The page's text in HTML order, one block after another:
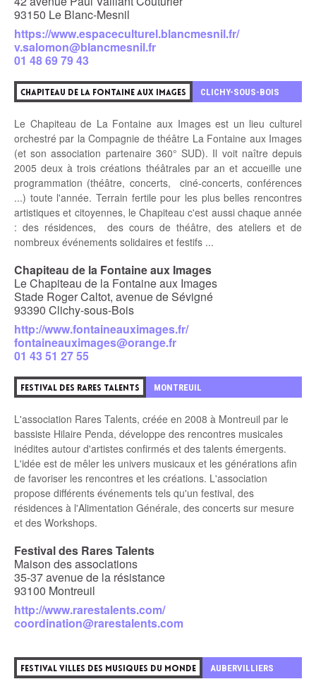
93150 Le Blanc-Mesnil
https://www.espaceculturel.blancmesnil.fr/
v.salomon@blancmesnil.fr
01 48 69 79 43
CHAPITEAU DE LA FONTAINE AUX IMAGES CLICHY-SOUS-BOIS
Le Chapiteau de La Fontaine aux Images est un lieu culturel
orchestré par la Compagnie de théâtre La Fontaine aux Images
(et son association partenaire 360° SUD). Il voit naître depuis
2005 deux à trois créations théâtrales par an et accueille une
programmation (théâtre, concerts, ciné-concerts, conférences
...) toute l'année. Terrain fertile pour les plus belles rencontres
artistiques et citoyennes, le Chapiteau c'est aussi chaque année
: des résidences, des cours de théâtre, des ateliers et de
nombreux événements solidaires et festifs ...
Chapiteau de la Fontaine aux Images
Le Chapiteau de la Fontaine aux Images
Stade Roger Caltot, avenue de Sévigné
93390 Clichy-sous-Bois
http://www.fontaineauximages.fr/
fontaineauximages@orange.fr
01 43 51 27 55
FESTIVAL DES RARES TALENTS MONTREUIL
L'association Rares Talents, créée en 2008 à Montreuil par le
bassiste Hilaire Penda, développe des rencontres musicales
inédites autour d'artistes confirmés et des talents émergents.
L'idée est de mêler les univers musicaux et les générations afin
de favoriser les rencontres et les créations. L'association
propose différents événements tels qu'un festival, des
résidences à l'Alimentation Générale, des concerts sur mesure
et des Workshops.
Festival des Rares Talents
Maison des associations
35-37 avenue de la résistance
93100 Montreuil
http://www.rarestalents.com/
coordination@rarestalents.com
FESTIVAL VILLES DES MUSIQUES DU MONDE AUBERVILLIERS